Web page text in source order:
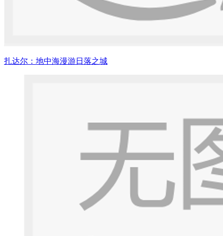
扎达尔：地中海漫游日落之城